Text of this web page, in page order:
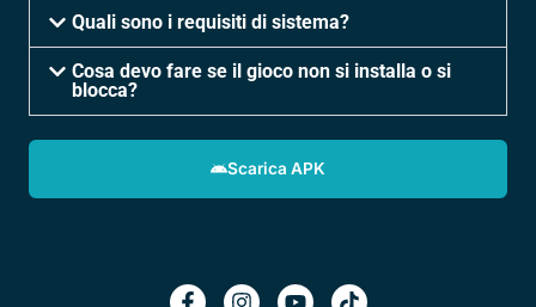
Quali sono i requisiti di sistema?
Cosa devo fare se il gioco non si installa o si
blocca?
Scarica APK